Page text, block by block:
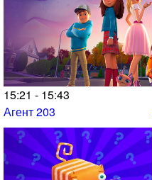
15:21 - 15:43
Агент 203